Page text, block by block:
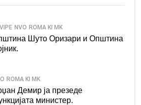
NVO ROMA KI MK
Шуто Оризари и Општина
ROMA KI MK
Демир ја презеде
министер.